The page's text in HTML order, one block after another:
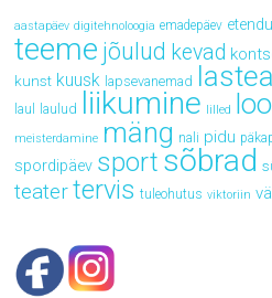
aastapäev digitehnoloogia emadepäev
teeme jõulud kevad
kunst kuusk lapsevanemad
laul laulud liikumine lilled
meisterdamine mäng nali pidu
spordipäev sport sõbrad
teatertervis tuleohutus viktoriin